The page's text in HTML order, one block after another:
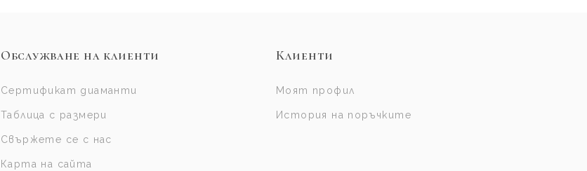
Обслужване на клиенти
Сертификат диаманти
Таблица с размери
Свържете се с нас
Карта на сайта
Клиенти
Моят профил
История на поръчките